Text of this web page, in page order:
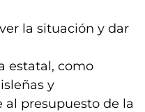
la situación y dar
estatal, como
y
al presupuesto de la